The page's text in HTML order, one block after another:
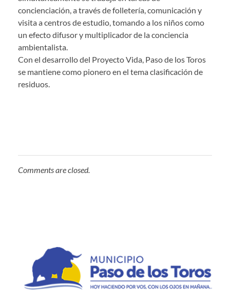
concienciación, a través de folletería, comunicación y
visita a centros de estudio, tomando a los niños como
un efecto difusor y multiplicador de la conciencia
ambientalista.
Con el desarrollo del Proyecto Vida, Paso de los Toros
se mantiene como pionero en el tema clasificación de
residuos.
Comments are closed.